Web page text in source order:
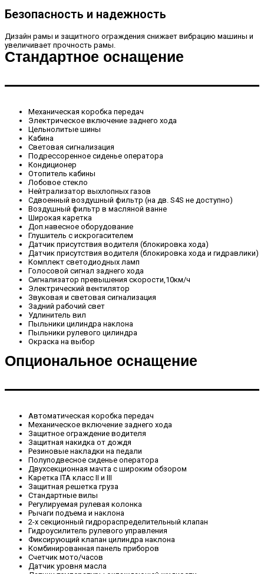
Безопасность и надежность
Дизайн рамы и защитного ограждения снижает вибрацию машины и
увеличивает прочность рамы.
Стандартное оснащение
Механическая коробка передач
Электрическое включение заднего хода
Цельнолитые шины
Кабина
Световая сигнализация
Подрессоренное сиденье оператора
Кондиционер
Отопитель кабины
Лобовое стекло
Нейтрализатор выхлопных газов
Сдвоенный воздушный фильтр (на дв. S4S не доступно)
Воздушный фильтр в масляной ванне
Широкая каретка
Доп.навесное оборудование
Глушитель с искрогасителем
Датчик присутствия водителя (блокировка хода)
Датчик присутствия водителя (блокировка хода и гидравлики)
Комплект светодиодных ламп
Голосовой сигнал заднего хода
Сигнализатор превышения скорости,10км/ч
Электрический вентилятор
Звуковая и световая сигнализация
Задний рабочий свет
Удлинитель вил
Пыльники цилиндра наклона
Пыльники рулевого цилиндра
Окраска на выбор
Опциональное оснащение
Автоматическая коробка передач
Механическое включение заднего хода
Защитное ограждение водителя
Защитная накидка от дождя
Резиновые накладки на педали
Полуподвесное сиденье оператора
Двухсекционная мачта с широким обзором
Каретка ITA класс II и III
Защитная решетка груза
Стандартные вилы
Регулируемая рулевая колонка
Рычаги подъема и наклона
2-х секционный гидрораспределительный клапан
Гидроусилитель рулевого управления
Фиксирующий клапан цилиндра наклона
Комбинированная панель приборов
Счетчик мото/часов
Датчик уровня масла